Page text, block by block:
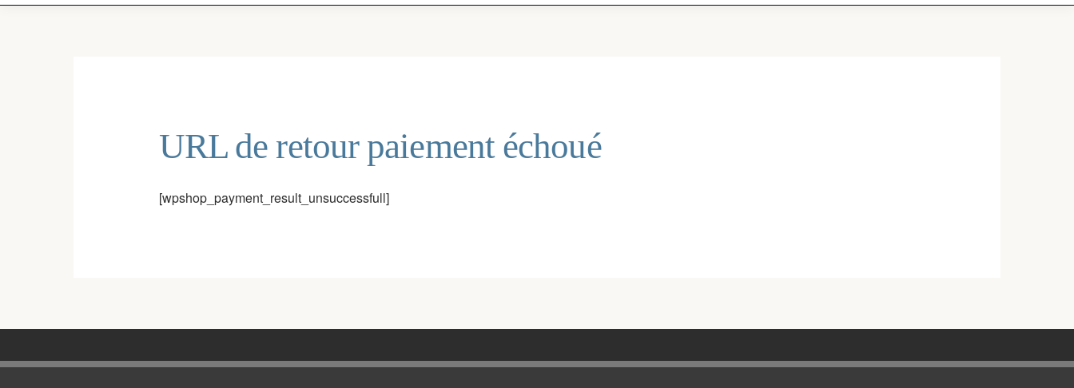
URL de retour paiement échoué
[wpshop_payment_result_unsuccessfull]